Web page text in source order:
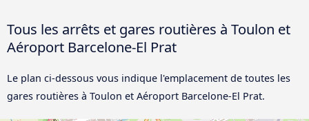
Tous les arrêts et gares routières à Toulon et
Aéroport Barcelone-El Prat
Le plan ci-dessous vous indique l'emplacement de toutes les
gares routières à Toulon et Aéroport Barcelone-El Prat.